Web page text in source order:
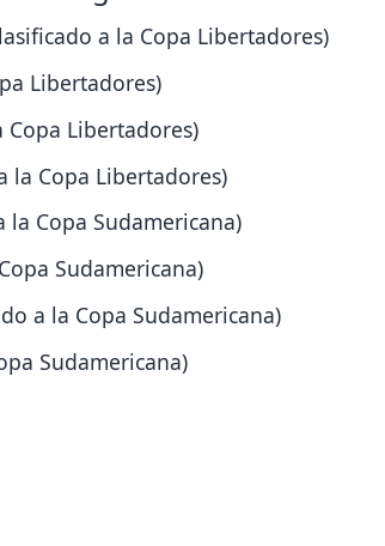
a la Copa Libertadores)
Libertadores)
Copa Libertadores)
la Copa Libertadores)
Copa Sudamericana)
Sudamericana)
a la Copa Sudamericana)
Sudamericana)